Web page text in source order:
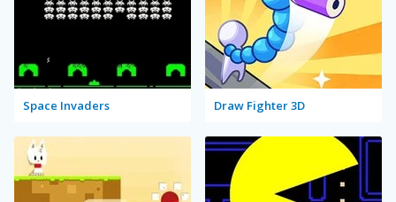
Space Invaders Draw Fighter 3D